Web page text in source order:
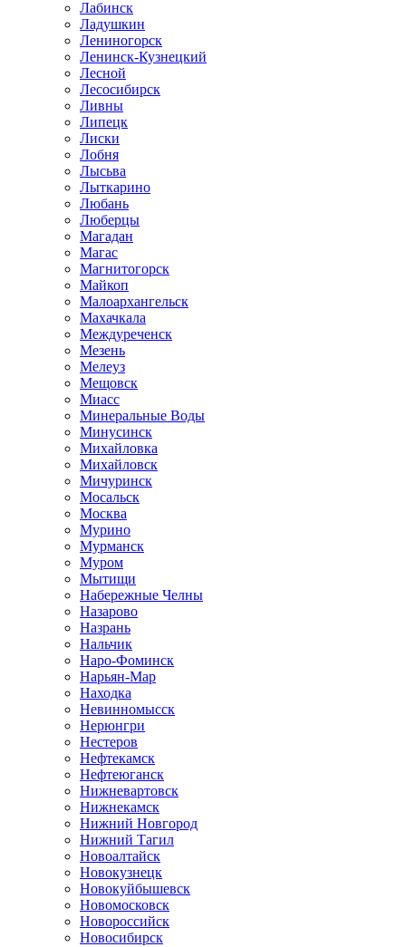
Лабинск
Ладушкин
Лениногорск
Ленинск-Кузнецкий
Лесной
Лесосибирск
Ливны
Липецк
Лиски
Лобня
Лысьва
Лыткарино
Любань
Люберцы
Магадан
Магас
Магнитогорск
Майкоп
Малоархангельск
Махачкала
Междуреченск
Мезень
Мелеуз
Мещовск
Миасс
Минеральные Воды
Минусинск
Михайловка
Михайловск
Мичуринск
Мосальск
Москва
Мурино
Мурманск
Муром
Мытищи
Набережные Челны
Назарово
Назрань
Нальчик
Наро-Фоминск
Нарьян-Мар
Находка
Невинномысск
Нерюнгри
Нестеров
Нефтекамск
Нефтеюганск
Нижневартовск
Нижнекамск
Нижний Новгород
Нижний Тагил
Новоалтайск
Новокузнецк
Новокуйбышевск
Новомосковск
Новороссийск
Новосибирск